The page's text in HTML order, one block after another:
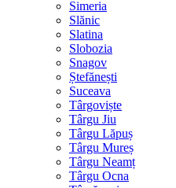
Simeria
Slănic
Slatina
Slobozia
Snagov
Ștefănești
Suceava
Târgoviște
Târgu Jiu
Târgu Lăpuș
Târgu Mureș
Târgu Neamț
Târgu Ocna